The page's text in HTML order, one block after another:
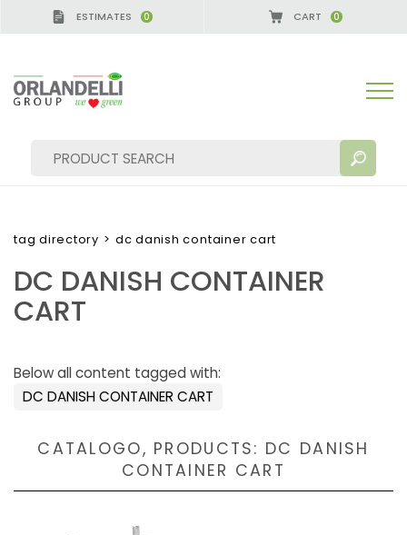
ESTIMATES 0 CART 0
SEARCH RESULTS: Sort by:
MORE RESULTS FOR YOU:
tag directory > dc danish container cart
DC DANISH CONTAINER
CART
Below all content tagged with:
DC DANISH CONTAINER CART
CATALOGO, PRODUCTS: DC DANISH
CONTAINER CART